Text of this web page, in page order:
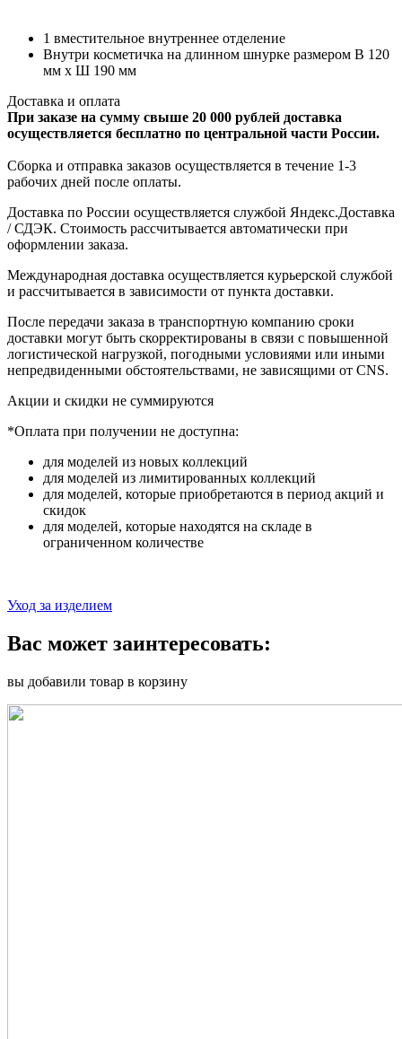
1 вместительное внутреннее отделение
Внутри косметичка на длинном шнурке размером В 120
мм х Ш 190 мм
Доставка и оплата
При заказе на сумму свыше 20 000 рублей доставка
осуществляется бесплатно по центральной части России.
Сборка и отправка заказов осуществляется в течение 1-3
рабочих дней после оплаты.
Доставка по России осуществляется службой Яндекс.Доставка
/ СДЭК. Стоимость рассчитывается автоматически при
оформлении заказа.
Международная доставка осуществляется курьерской службой
и рассчитывается в зависимости от пункта доставки.
После передачи заказа в транспортную компанию сроки
доставки могут быть скорректированы в связи с повышенной
логистической нагрузкой, погодными условиями или иными
непредвиденными обстоятельствами, не зависящими от CNS.
Акции и скидки не суммируются
*Оплата при получении не доступна:
для моделей из новых коллекций
для моделей из лимитированных коллекций
для моделей, которые приобретаются в период акций и
скидок
для моделей, которые находятся на складе в
ограниченном количестве
Уход за изделием
Вас может заинтересовать:
вы добавили товар в корзину